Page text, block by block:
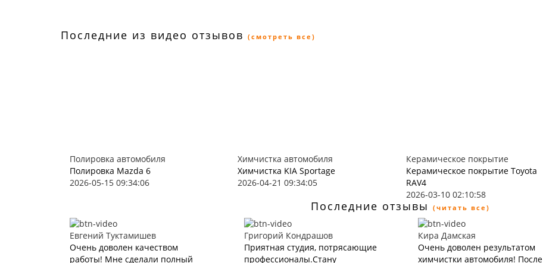
Последние из видео отзывов (смотреть все)
Полировка автомобиля
Полировка Mazda 6
2026-05-15 09:34:06
Химчистка автомобиля
Химчистка KIA Sportage
2026-04-21 09:34:05
Керамическое покрытие
Керамическое покрытие Toyota
RAV4
2026-03-10 02:10:58
Последние отзывы (читать все)
Евгений Туктамишев
Очень доволен качеством
работы! Мне сделали полный
Григорий Кондрашов
Приятная студия, потрясающие
профессионалы.Стану
Кира Дамская
Очень доволен результатом
химчистки автомобиля! После